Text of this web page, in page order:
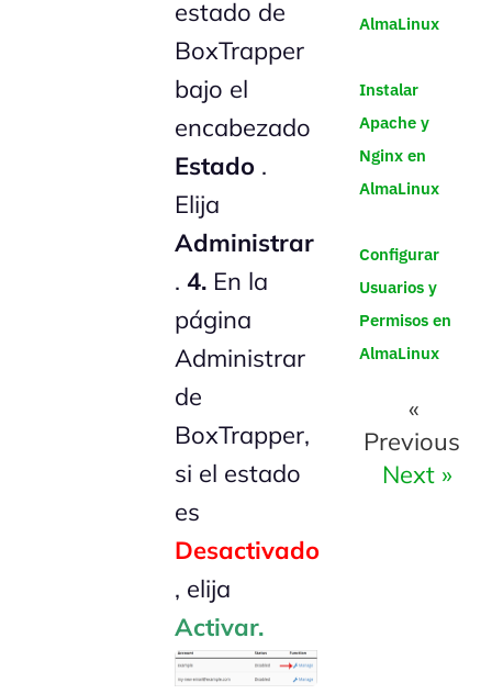
estado de
BoxTrapper
bajo el
encabezado
Estado .
Elija
Administrar
. 4. En la
página
Administrar
de
BoxTrapper,
si el estado
es
Desactivado
, elija
Activar.
AlmaLinux
Instalar
Apache y
Nginx en
AlmaLinux
Configurar
Usuarios y
Permisos en
AlmaLinux
«
Previous
Next »